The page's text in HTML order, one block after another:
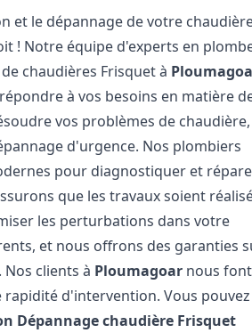
et le dépannage de votre
! Notre équipe d'experts en
chaudières Frisquet à
à vos besoins en matière
vos problèmes de
d'urgence. Nos plombiers
pour diagnostiquer et
que les travaux soient
les perturbations dans votre
et nous offrons des garanties
clients à Ploumagoar nous font
d'intervention. Vous
Dépannage chaudière Frisquet